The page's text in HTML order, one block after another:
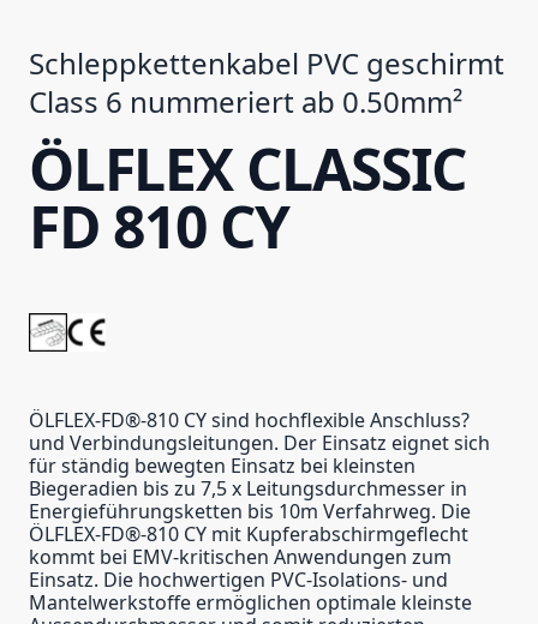
Schleppkettenkabel PVC geschirmt
Class 6 nummeriert ab 0.50mm²
ÖLFLEX CLASSIC
FD 810 CY
ÖLFLEX-FD®-810 CY sind hochflexible Anschluss?
und Verbindungsleitungen. Der Einsatz eignet sich
für ständig bewegten Einsatz bei kleinsten
Biegeradien bis zu 7,5 x Leitungsdurchmesser in
Energieführungsketten bis 10m Verfahrweg. Die
ÖLFLEX-FD®-810 CY mit Kupferabschirmgeflecht
kommt bei EMV-kritischen Anwendungen zum
Einsatz. Die hochwertigen PVC-Isolations- und
Mantelwerkstoffe ermöglichen optimale kleinste